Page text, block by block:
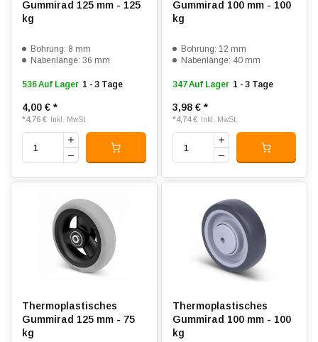
Gummirad 125 mm - 125
kg
Bohrung: 8 mm
Nabenlänge: 36 mm
536 Auf Lager 1 - 3 Tage
4,00 € *
*4,76 € Inkl. MwSt.
Gummirad 100 mm - 100
kg
Bohrung: 12 mm
Nabenlänge: 40 mm
347 Auf Lager 1 - 3 Tage
3,98 € *
*4,74 € Inkl. MwSt.
Thermoplastisches
Gummirad 125 mm - 75
kg
Thermoplastisches
Gummirad 100 mm - 100
kg